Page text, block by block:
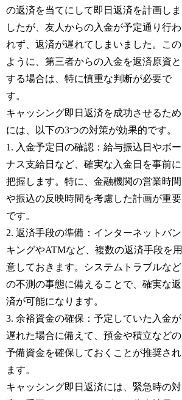
の返済を当てにして即日返済を計画しま
したが、友人からの入金が予定通り行わ
れず、返済が遅れてしまいました。この
ように、第三者からの入金を返済原資と
する場合は、特に慎重な判断が必要で
す。
キャッシング即日返済を成功させるため
には、以下の3つの対策が効果的です。
1. 入金予定日の確認：給与振込日やボー
ナス支給日など、確実な入金日を事前に
把握します。特に、金融機関の営業時間
や振込の反映時間を考慮した計画が重要
です。
2. 返済手段の準備：インターネットバン
キングやATMなど、複数の返済手段を用
意しておきます。システムトラブルなど
の不測の事態に備えることで、確実な返
済が可能になります。
3. 余裕資金の確保：予定していた入金が
遅れた場合に備えて、預金や積立などの
予備資金を確保しておくことが推奨され
ます。
キャッシング即日返済には、緊急時の対